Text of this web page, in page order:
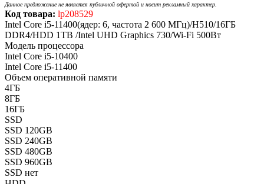
Данное предложение не является публичной офертой и носит рекламный характер.
Код товара: lp208529
Intel Core i5-11400(ядер: 6, частота 2 600 МГц)/H510/16ГБ
DDR4/HDD 1TB /Intel UHD Graphics 730/Wi-Fi 500Вт
Модель процессора
Intel Core i5-10400
Intel Core i5-11400
Объем оперативной памяти
4ГБ
8ГБ
16ГБ
SSD
SSD 120GB
SSD 240GB
SSD 480GB
SSD 960GB
SSD нет